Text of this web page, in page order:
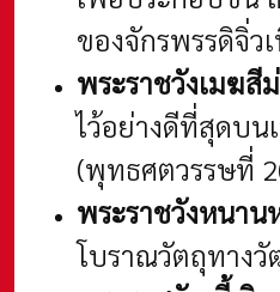
ของจักรพรรดิจิ่ว
พระราชวังเมฆสี
ไว้อย่างดีที่สุดบน
(พุทธศตวรรษที่
พระราชวังหนาน
โบราณวัตถุทางวั